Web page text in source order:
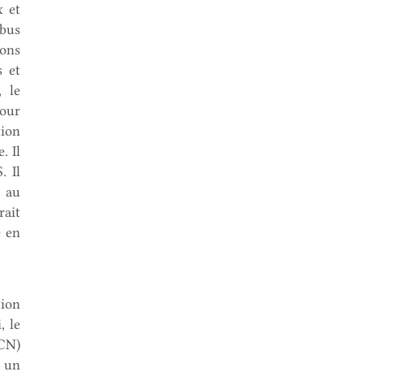
et
et
le
Il
Il
au
en
le
un